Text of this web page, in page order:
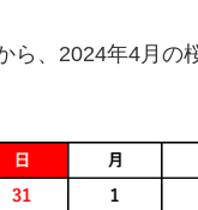
ら、2024年4月の